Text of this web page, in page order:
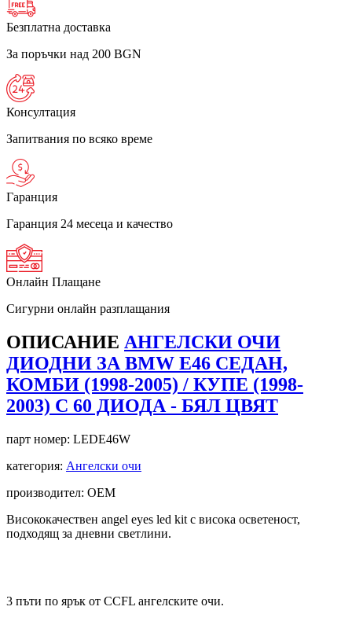
Безплатна доставка
За поръчки над 200 BGN
Консултация
Запитвания по всяко време
Гаранция
Гаранция 24 месеца и качество
Онлайн Плащане
Сигурни онлайн разплащания
ОПИСАНИЕ АНГЕЛСКИ ОЧИ
ДИОДНИ ЗА BMW E46 СЕДАН,
КОМБИ (1998-2005) / КУПЕ (1998-
2003) С 60 ДИОДА - БЯЛ ЦВЯТ
парт номер: LEDE46W
категория: Ангелски очи
производител: OEM
Висококачествен angel eyes led kit с висока осветеност,
подходящ за дневни светлини.
3 пъти по ярък от CCFL ангелските очи.